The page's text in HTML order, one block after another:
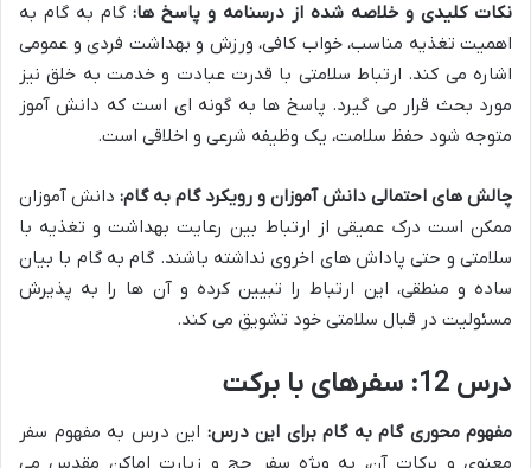
نکات کلیدی و خلاصه شده از درسنامه و پاسخ ها: گام به گام به
اهمیت تغذیه مناسب، خواب کافی، ورزش و بهداشت فردی و عمومی
اشاره می کند. ارتباط سلامتی با قدرت عبادت و خدمت به خلق نیز
مورد بحث قرار می گیرد. پاسخ ها به گونه ای است که دانش آموز
متوجه شود حفظ سلامت، یک وظیفه شرعی و اخلاقی است.
چالش های احتمالی دانش آموزان و رویکرد گام به گام: دانش آموزان
ممکن است درک عمیقی از ارتباط بین رعایت بهداشت و تغذیه با
سلامتی و حتی پاداش های اخروی نداشته باشند. گام به گام با بیان
ساده و منطقی، این ارتباط را تبیین کرده و آن ها را به پذیرش
مسئولیت در قبال سلامتی خود تشویق می کند.
درس 12: سفرهای با برکت
مفهوم محوری گام به گام برای این درس: این درس به مفهوم سفر
معنوی و برکات آن، به ویژه سفر حج و زیارت اماکن مقدس می